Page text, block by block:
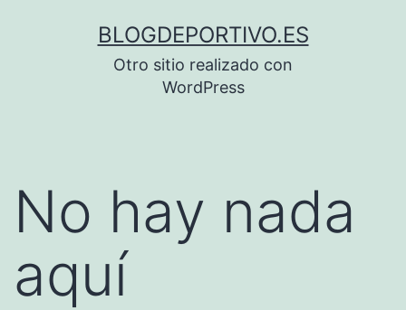
BLOGDEPORTIVO.ES
Otro sitio realizado con
WordPress
No hay nada
aquí